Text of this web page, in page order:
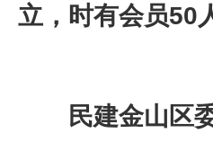
立，时有会员50
民建金山区委